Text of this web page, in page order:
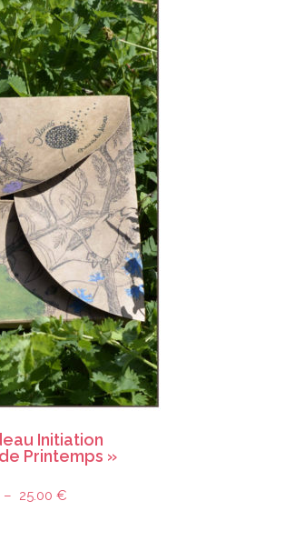
Initiation
Printemps »
– 25.00€